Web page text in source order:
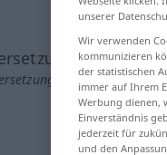
anklicken/
unserer
Wir verwenden
kommunizieren
der statistischen
immer auf Ihrem
Werbung dienen,
Einverständnis
jederzeit für
und den